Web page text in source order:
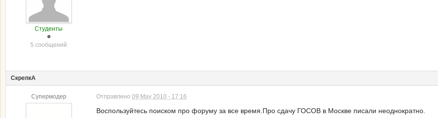
Студенты
5 сообщений
СкрепкА
Супермодер Отправлено 09 May 2010 - 17:16
Воспользуйтесь поиском про форуму за все время.Про сдачу ГОСОВ в Москве писали неоднократно.